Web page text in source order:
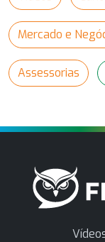
Mercado e
Assessorias